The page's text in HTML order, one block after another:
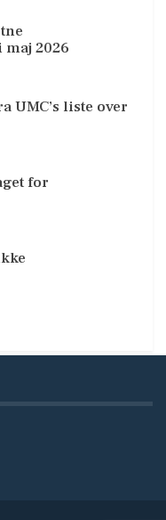
2026
UMC’s liste over
for